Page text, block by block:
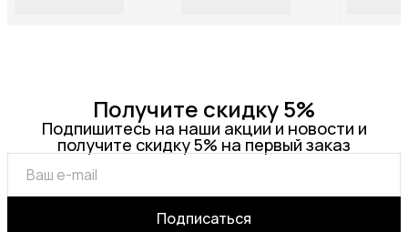
Получите скидку 5%
Подпишитесь на наши акции и новости и
получите скидку 5% на первый заказ
Подписаться